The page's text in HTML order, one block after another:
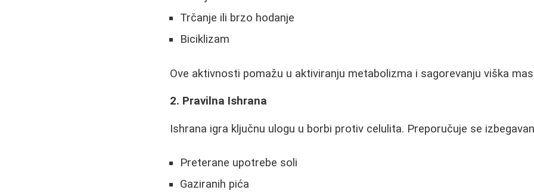
Trčanje ili brzo hodanje
Biciklizam
Ove aktivnosti pomažu u aktiviranju metabolizma i sagorevanju viška
2. Pravilna Ishrana
Ishrana igra ključnu ulogu u borbi protiv celulita. Preporučuje se
Preterane upotrebe soli
Gaziranih pića